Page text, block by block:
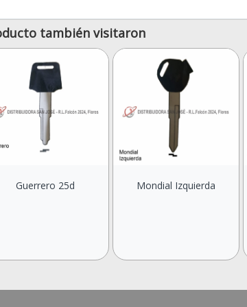
también visitaron
Guerrero 25d Mondial Izquierda